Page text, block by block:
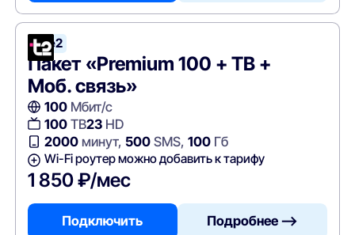
Tele2
Пакет «Premium 100 + ТВ +
Моб. связь»
100Мбит/с
100ТВ23HD
2000минут, 500SMS, 100Гб
Wi-Fi роутер можно добавить к тарифу
1 850 ₽/мес
Подключить Подробнее —>